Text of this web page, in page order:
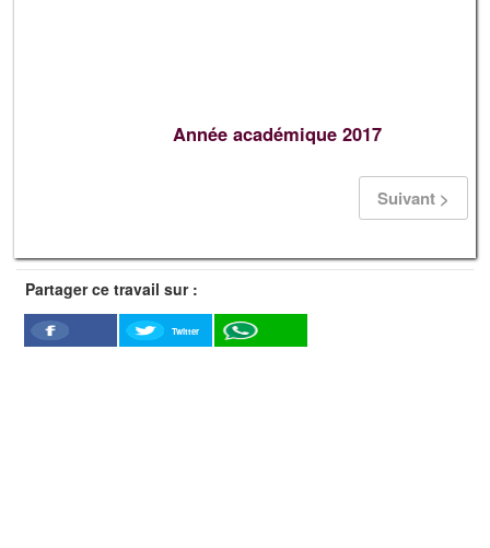
Année académique 2017
Suivant >
Partager ce travail sur :
Facebook
Twitter